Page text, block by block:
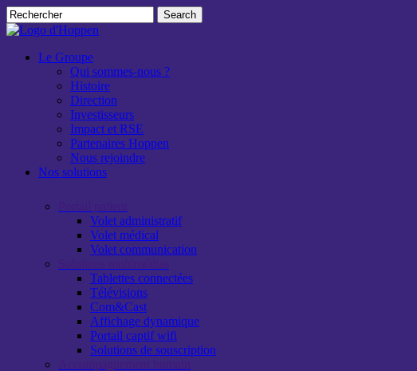
Skip
to
content
Search
Close
search
Menu
Le Groupe
Qui sommes-nous ?
Histoire
Direction
Investisseurs
Impact et RSE
Partenaires Hoppen
Nous rejoindre
Nos solutions
Volet administratif​
Volet médical​​
Volet communication​
Tablettes connectées
Télévisions
Com&Cast
Affichage dynamique
Portail captif wifi​
Solutions de souscription​